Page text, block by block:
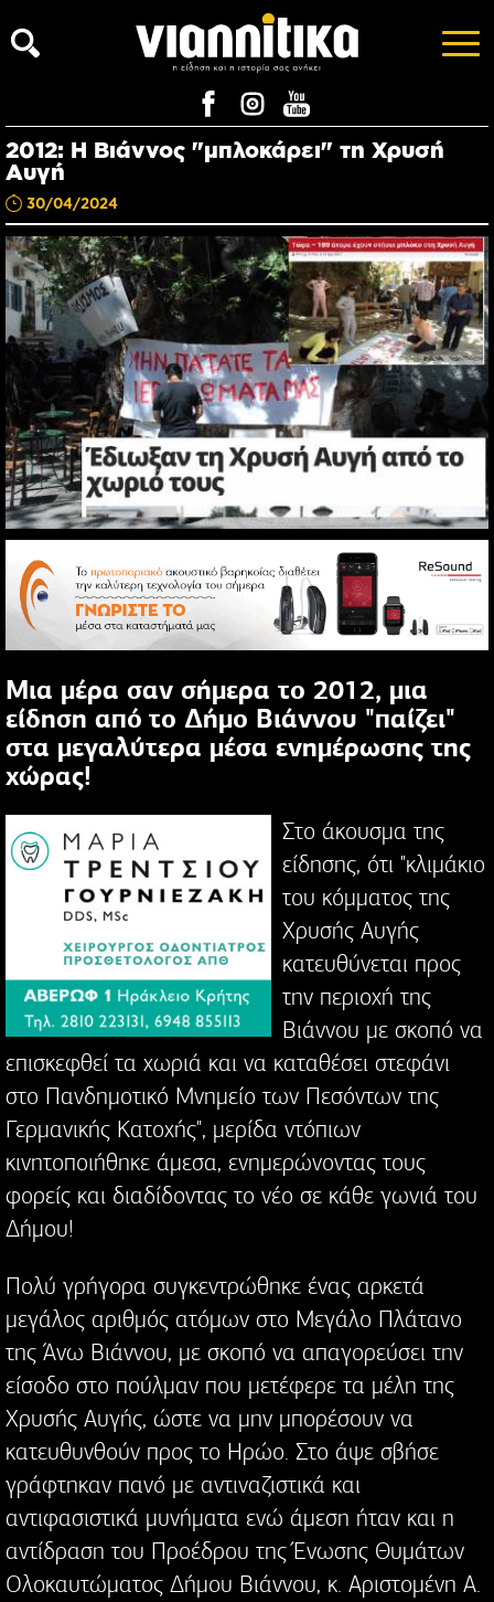
2012: Η Βιάννος "μπλοκάρει" τη Χρυσή
Αυγή
30/04/2024
Μια μέρα σαν σήμερα το 2012, μια
είδηση από το Δήμο Βιάννου "παίζει"
στα μεγαλύτερα μέσα ενημέρωσης της
χώρας!
Στο άκουσμα της
είδησης, ότι "κλιμάκιο
του κόμματος της
Χρυσής Αυγής
κατευθύνεται προς
την περιοχή της
Βιάννου με σκοπό να
επισκεφθεί τα χωριά και να καταθέσει στεφάνι
στο Πανδημοτικό Μνημείο των Πεσόντων της
Γερμανικής Κατοχής", μερίδα ντόπιων
κινητοποιήθηκε άμεσα, ενημερώνοντας τους
φορείς και διαδίδοντας το νέο σε κάθε γωνιά του
Δήμου!
Πολύ γρήγορα συγκεντρώθηκε ένας αρκετά
μεγάλος αριθμός ατόμων στο Μεγάλο Πλάτανο
της Άνω Βιάννου, με σκοπό να απαγορεύσει την
είσοδο στο πούλμαν που μετέφερε τα μέλη της
Χρυσής Αυγής, ώστε να μην μπορέσουν να
κατευθυνθούν προς το Ηρώο. Στο άψε σβήσε
γράφτηκαν πανό με αντιναζιστικά και
αντιφασιστικά μυνήματα ενώ άμεση ήταν και η
αντίδραση του Προέδρου της Ένωσης Θυμάτων
Ολοκαυτώματος Δήμου Βιάννου, κ. Αριστομένη Α.